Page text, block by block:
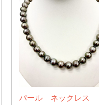
パール ネックレス